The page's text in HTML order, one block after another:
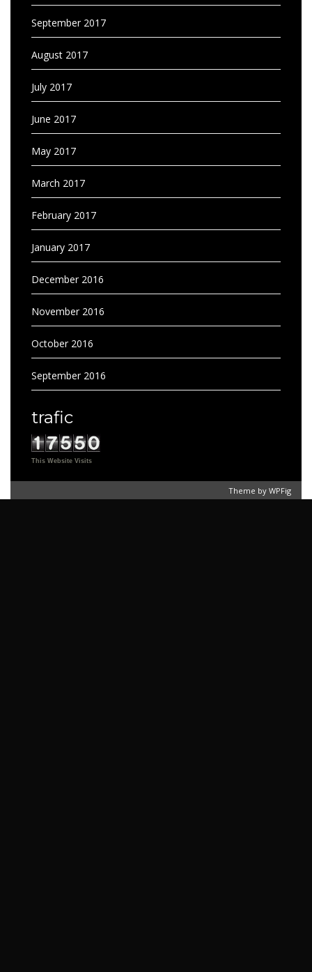
September 2017
August 2017
July 2017
June 2017
May 2017
March 2017
February 2017
January 2017
December 2016
November 2016
October 2016
September 2016
trafic
This Website Visits
Theme by WPFig